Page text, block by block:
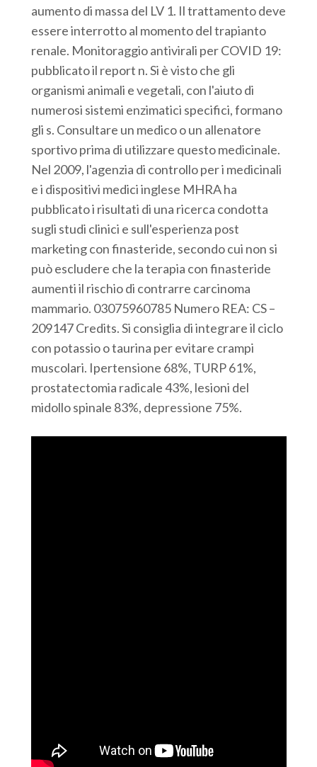
aumento di massa del LV 1. Il trattamento deve
essere interrotto al momento del trapianto
renale. Monitoraggio antivirali per COVID 19:
pubblicato il report n. Si è visto che gli
organismi animali e vegetali, con l'aiuto di
numerosi sistemi enzimatici specifici, formano
gli s. Consultare un medico o un allenatore
sportivo prima di utilizzare questo medicinale.
Nel 2009, l'agenzia di controllo per i medicinali
e i dispositivi medici inglese MHRA ha
pubblicato i risultati di una ricerca condotta
sugli studi clinici e sull'esperienza post
marketing con finasteride, secondo cui non si
può escludere che la terapia con finasteride
aumenti il rischio di contrarre carcinoma
mammario. 03075960785 Numero REA: CS –
209147 Credits. Si consiglia di integrare il ciclo
con potassio o taurina per evitare crampi
muscolari. Ipertensione 68%, TURP 61%,
prostatectomia radicale 43%, lesioni del
midollo spinale 83%, depressione 75%.